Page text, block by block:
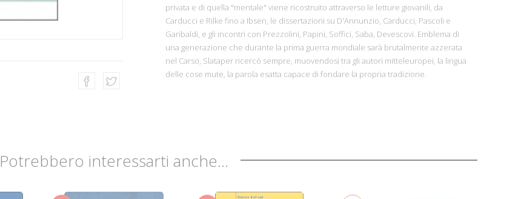
privata e di quella "mentale" viene ricostruito attraverso le letture giovanili, da
Carducci e Rilke fino a Ibsen, le dissertazioni su D'Annunzio, Carducci, Pascoli e
Garibaldi, e gli incontri con Prezzolini, Papini, Soffici, Saba, Devescovi. Emblema di
una generazione che durante la prima guerra mondiale sarà brutalmente azzerata
nel Carso, Slataper ricercò sempre, muovendosi tra gli autori mitteleuropei, la lingua
delle cose mute, la parola esatta capace di fondare la propria tradizione.
Potrebbero interessarti anche...